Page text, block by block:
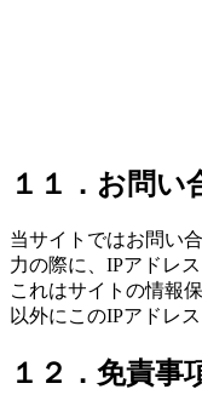
１１．お問い
当サイトではお問い
力の際に、IPアドレ
これはサイトの情報
以外にこのIPアドレ
１２．免責事